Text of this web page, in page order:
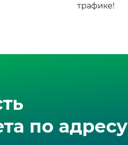
трафике!
по адресу